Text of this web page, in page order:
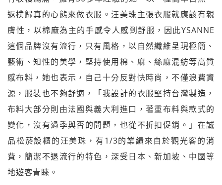
返樸歸真的心態來做衣服。汪美珠主張衣服就應該有親
膚性，以棉麻為主的手感令人感到舒服，因此YSANNE
這個品牌沒有流行，只有風格，以自然纖維呈現極簡、
藝術、知性的美學，堅持使用棉、麻、絲麻混紡等高質
感布料，她也表示，自己十分反對快時尚，不僅浪費資
源，服裝也不夠舒適，「我設計的衣服堅持台灣製造，
布料大部分則由法國與義大利進口，著重布料與款式的
變化，沒有過季與否的問題，也從不折扣促銷。」在誠
品松菸設櫃的汪美珠，有1/3的業績來自於觀光客的消
費，簡潔不退流行的特色，深受日本、新加坡、中國等
地遊客青睞。